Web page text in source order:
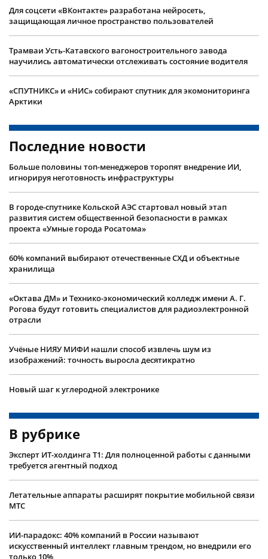
Для соцсети «ВКонтакте» разработана нейросеть,
защищающая личное пространство пользователей
Трамваи Усть-Катавского вагоностроительного завода
научились автоматически отслеживать состояние водителя
«СПУТНИКС» и «НИС» собирают спутник для экомониторинга
Арктики
Последние новости
Больше половины топ-менеджеров торопят внедрение ИИ,
игнорируя неготовность инфраструктуры
В городе-спутнике Кольской АЭС стартовал новый этап
развития систем общественной безопасности в рамках
проекта «Умные города Росатома»
60% компаний выбирают отечественные СХД и объектные
хранилища
«Октава ДМ» и Технико-экономический колледж имени А. Г.
Рогова будут готовить специалистов для радиоэлектронной
отрасли
Учëные НИЯУ МИФИ нашли способ извлечь шум из
изображений: точность выросла десятикратно
Новый шаг к углеродной электронике
В рубрике
Эксперт ИТ-холдинга Т1: Для полноценной работы с данными
требуется агентный подход
Летательные аппараты расширят покрытие мобильной связи
МТС
ИИ-парадокс: 40% компаний в России называют
искусственный интеллект главным трендом, но внедрили его
только 10%